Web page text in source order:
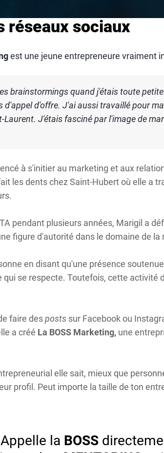
réseaux sociaux
est une jeune entrepreneure vraiment
brainstormings quand j'étais toute
d'appel d'offre. J'ai aussi travaillé pour
J'étais fasciné par l'image de
à s'initier au marketing et aux
les dents chez Saint-Hubert où elle a
pendant plusieurs années, Marigil a
figure d'autorité dans le domaine de
en disant qu'une présence
se respecte. Toutefois, cette
faire desposts sur Facebook ou
a créé La BOSS Marketing, une
elle sait, mieux que
profil. Peut importe la taille de ton
Appelle la BOSS